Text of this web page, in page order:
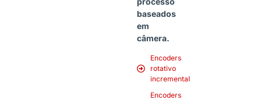
baseados
em
câmera.
Encoders
rotativo
incremental
Encoders